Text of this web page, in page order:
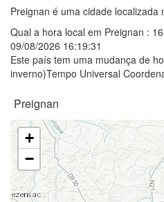
Preignan é uma cidade
Qual a hora local em Preignan :
09/08/2026 16:19:31
Este país tem uma mudança de
inverno)Tempo Universal
Preignan
+
−